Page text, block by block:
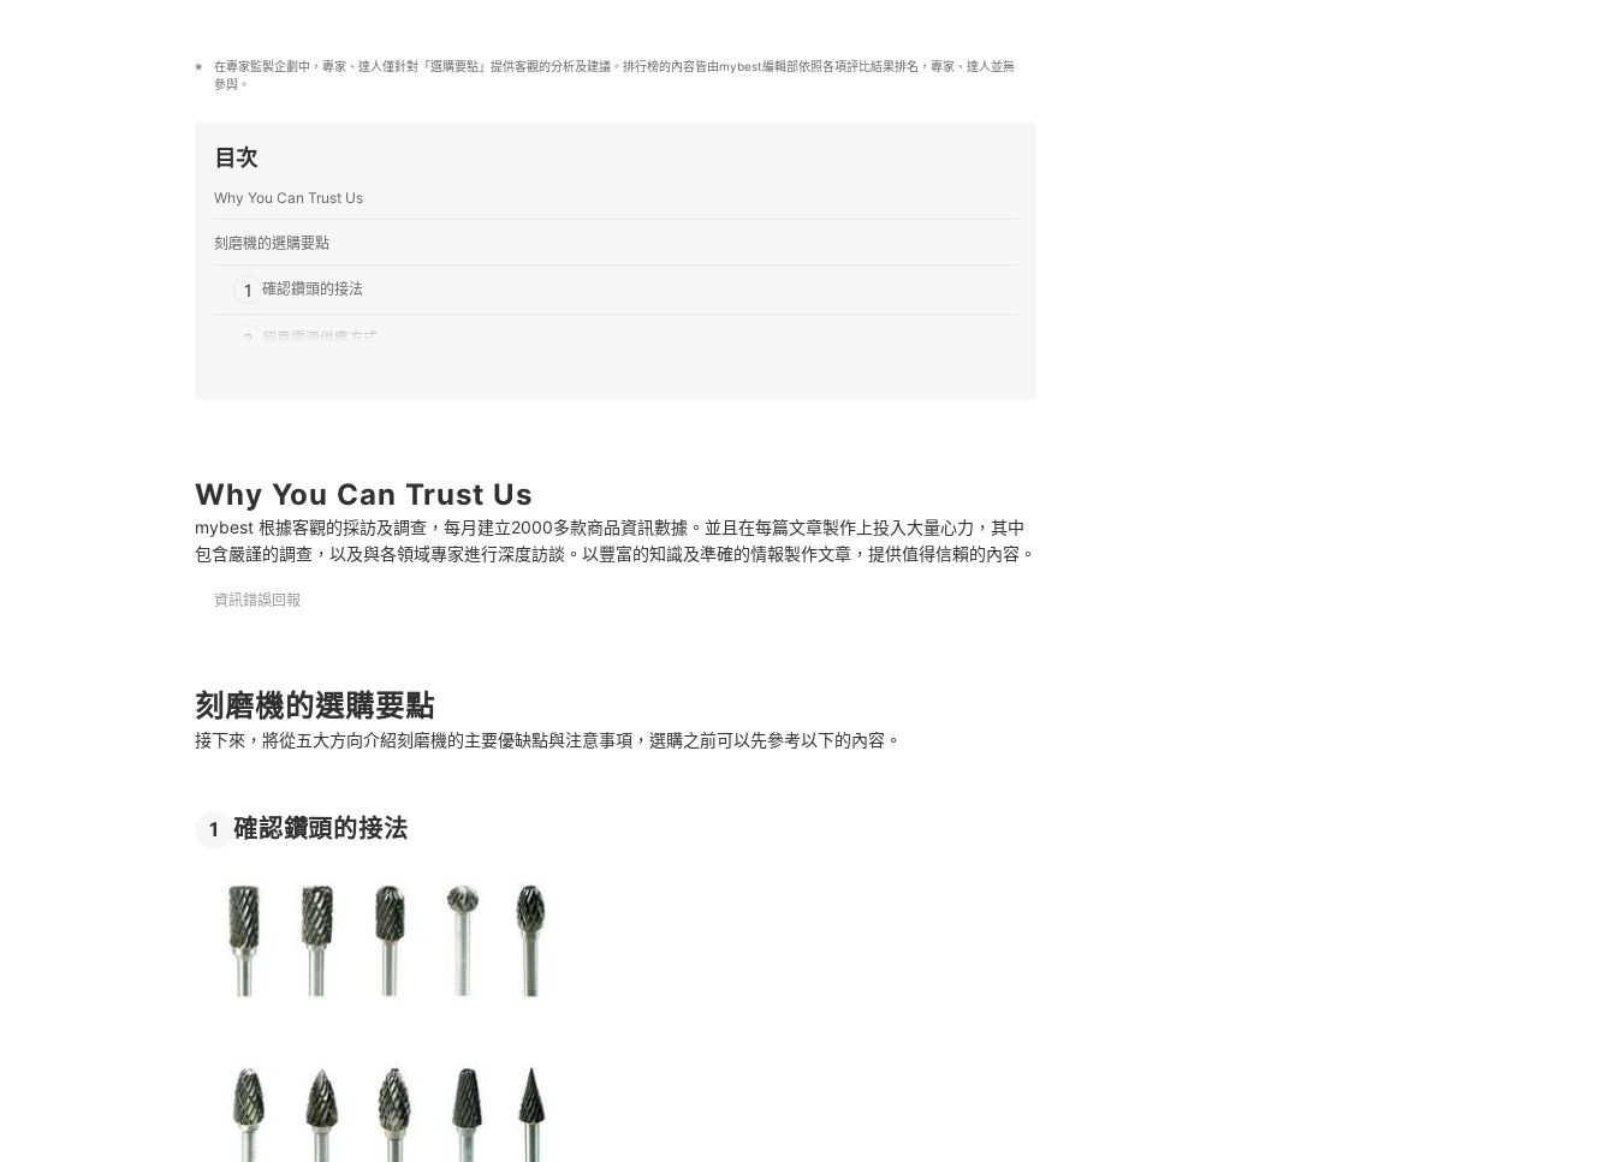
在專家監製企劃中，專家、達人僅針對「選購要點」提供客觀的分析及建議。排行榜的內容皆由mybest編輯部依照各項評比結果排名，專家、達人並無
參與。
目次
Why You Can Trust Us
刻磨機的選購要點
1 確認鑽頭的接法
2 留意電源供應方式
5 考量最大磨輪直徑
推薦十大刻磨機人氣排行榜
刻磨機哪裡買？
Why You Can Trust Us
mybest 根據客觀的採訪及調查，每月建立2000多款商品資訊數據。並且在每篇文章製作上投入大量心力，其中
包含嚴謹的調查，以及與各領域專家進行深度訪談。以豐富的知識及準確的情報製作文章，提供值得信賴的內容。
資訊錯誤回報
刻磨機的選購要點
接下來，將從五大方向介紹刻磨機的主要優缺點與注意事項，選購之前可以先參考以下的內容。
1 確認鑽頭的接法